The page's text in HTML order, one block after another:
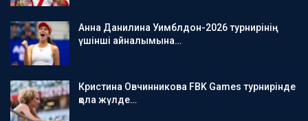
Анна Данилина Уимблдон-2026 турнирінің
үшінші айналымына…
Кристина Овчинникова FBK Games турнирінде
қола жүлде…